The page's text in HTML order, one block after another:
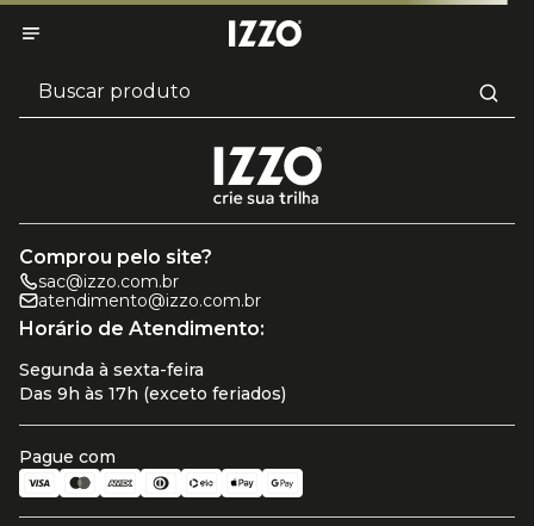
Comprou pelo site?
sac@izzo.com.br
atendimento@izzo.com.br
Horário de Atendimento:
Segunda à sexta-feira
Das 9h às 17h (exceto feriados)
Pague com